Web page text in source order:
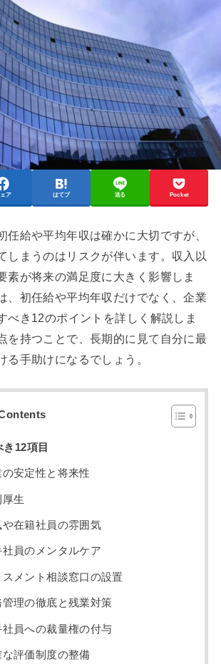
ア はてブ 送る Pocket
任給や平均年収は確かに大切ですが、
しまうのはリスクが伴います。収入以
素が将来の満足度に大きく影響しま
、初任給や平均年収だけでなく、企業
べき12のポイントを詳しく解説しま
を持つことで、長期的に見て自分に最
る手助けになるでしょう。
12項目
安定性と将来性
生
在籍社員の雰囲気
員のメンタルケア
メント相談窓口の設置
理の徹底と残業対策
員への裁量権の付与
評価制度の整備